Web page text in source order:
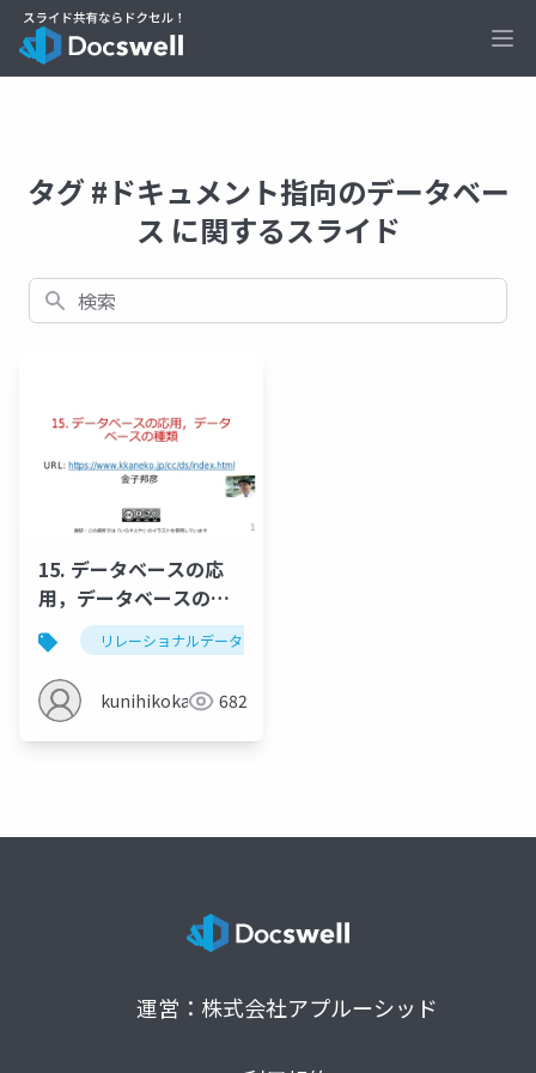
タグ #ドキュメント指向のデータベー
ス に関するスライド
検索
15. データベースの応
用，データベースの種
類
リレーショナルデータベース
kunihikokaneko682
運営：株式会社アプルーシッド